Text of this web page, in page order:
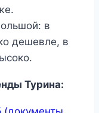
в
дешевле, в
Турина: